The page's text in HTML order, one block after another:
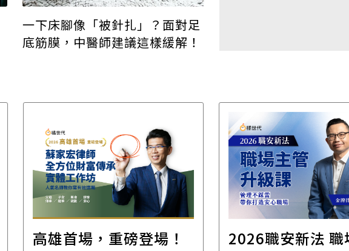
一下床腳像「被針扎」？面對足
底筋膜，中醫師建議這樣緩解！
高雄首場，重磅登場！
2026職安新法 職